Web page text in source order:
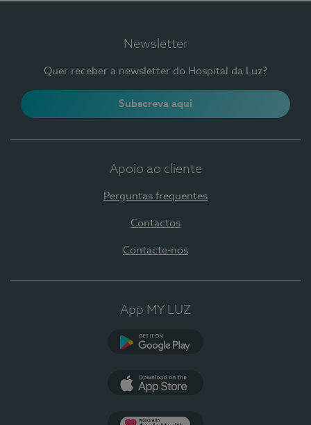
Newsletter
Quer receber a newsletter do Hospital da Luz?
Subscreva aqui
Apoio ao cliente
Perguntas frequentes
Contactos
Contacte-nos
App MY LUZ